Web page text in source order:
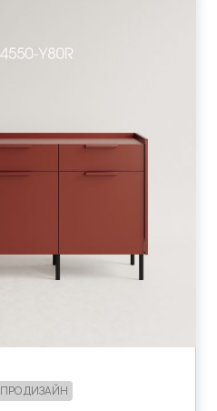
ПРО ДИЗАЙН